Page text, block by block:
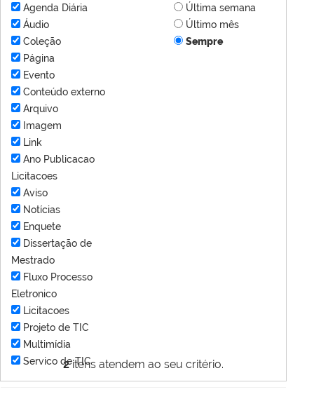
2itens atendem ao seu critério.
Agenda Diária
Áudio
Coleção
Página
Evento
Conteúdo externo
Arquivo
Imagem
Link
Ano Publicacao
Licitacoes
Aviso
Notícias
Enquete
Dissertação de
Mestrado
Fluxo Processo
Eletronico
Licitacoes
Projeto de TIC
Multimídia
Servico de TIC
Última semana
Último mês
Sempre